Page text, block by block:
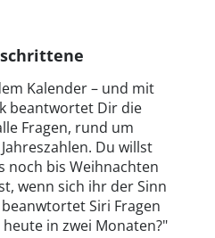
Kalender – und mit
beantwortet Dir die
Fragen, rund um
Du willst
noch bis Weihnachten
wenn sich ihr der Sinn
Siri Fragen
in zwei Monaten?"